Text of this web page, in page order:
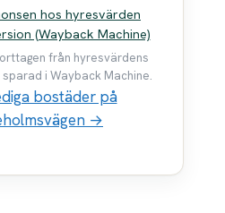
hos hyresvärden
(Wayback Machine)
från hyresvärdens
i Wayback Machine.
bostäder på
→